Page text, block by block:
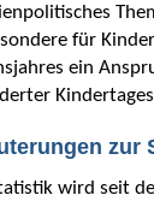
für
ein
zur
wird seit